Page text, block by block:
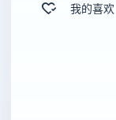
我的喜欢